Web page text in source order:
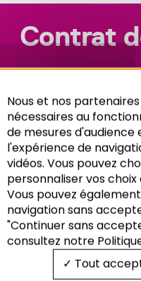
Recherche
Contrat
Nous et nos
nécessaires au
de mesures
l'expérience de
vidéos. Vous pouvez
personnaliser vos choix
Vous pouvez
navigation sans
"Continuer sans
consultez notre
Tout